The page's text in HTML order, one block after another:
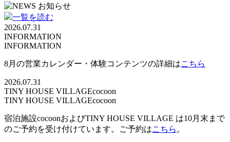
一覧を読む
2026.07.31
INFORMATION
INFORMATION
8月の営業カレンダー・体験コンテンツの詳細はこちら
2026.07.31
TINY HOUSE VILLAGEcocoon
TINY HOUSE VILLAGEcocoon
宿泊施設cocoonおよびTINY HOUSE VILLAGE は10月末まで
のご予約を受け付けています。ご予約はこちら 。